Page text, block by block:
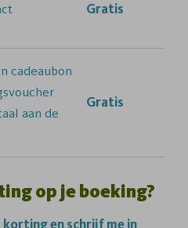
Gratis
cadeaubon
aan de
Gratis
op je boeking?
korting en schrijf me in